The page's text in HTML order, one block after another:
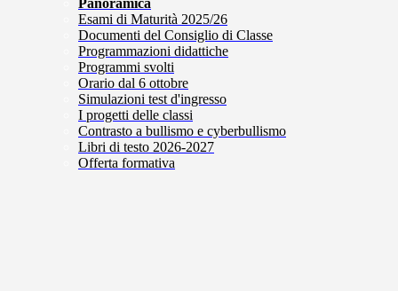
Panoramica
Esami di Maturità 2025/26
Documenti del Consiglio di Classe
Programmazioni didattiche
Programmi svolti
Orario dal 6 ottobre
Simulazioni test d'ingresso
I progetti delle classi
Contrasto a bullismo e cyberbullismo
Libri di testo 2026-2027
Offerta formativa